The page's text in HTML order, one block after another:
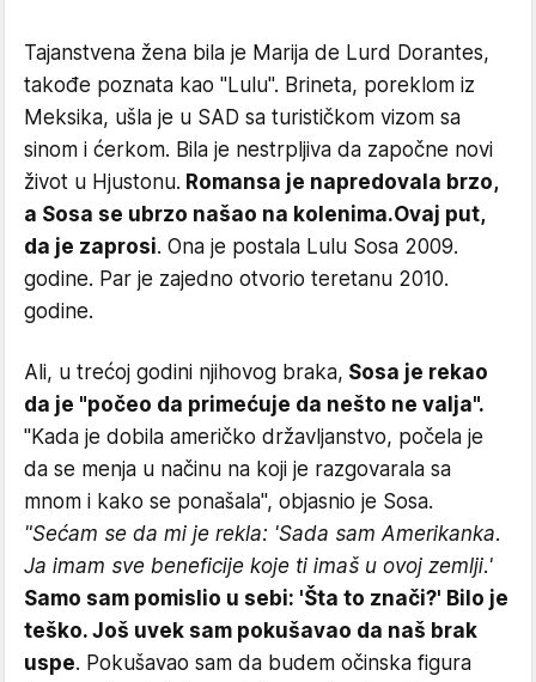
Tajanstvena žena bila je Marija de Lurd Dorantes,
takođe poznata kao "Lulu". Brineta, poreklom iz
Meksika, ušla je u SAD sa turističkom vizom sa
sinom i ćerkom. Bila je nestrpljiva da započne novi
život u Hjustonu. Romansa je napredovala brzo,
a Sosa se ubrzo našao na kolenima.Ovaj put,
da je zaprosi. Ona je postala Lulu Sosa 2009.
godine. Par je zajedno otvorio teretanu 2010.
godine.
Ali, u trećoj godini njihovog braka, Sosa je rekao
da je "počeo da primećuje da nešto ne valja".
"Kada je dobila američko državljanstvo, počela je
da se menja u načinu na koji je razgovarala sa
mnom i kako se ponašala", objasnio je Sosa.
"Sećam se da mi je rekla: 'Sada sam Amerikanka.
Ja imam sve beneficije koje ti imaš u ovoj zemlji.'
Samo sam pomislio u sebi: 'Šta to znači?' Bilo je
teško. Još uvek sam pokušavao da naš brak
uspe. Pokušavao sam da budem očinska figura